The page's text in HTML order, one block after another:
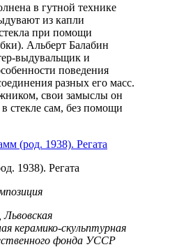
в гутной технике
из капли
при помощи
Альберт Балабин
выдувальщик и
поведения
разных его масс.
свои замыслы он
стекле сам, без помощи
(род. 1938). Регата
1938). Регата
керамико-скульптурная
фонда УССР